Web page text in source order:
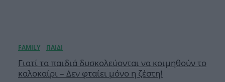
Γιατί τα παιδιά δυσκολεύονται να κοιμηθούν το
καλοκαίρι – Δεν φταίει μόνο η ζέστη!